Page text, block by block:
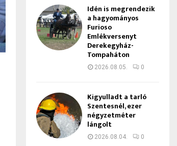
Idén is megrendezik
a hagyományos
Furioso
Emlékversenyt
Derekegyház-
Tompaháton
2026.08.05. 0
Kigyulladt a tarló
Szentesnél, ezer
négyzetméter
lángolt
2026.08.04. 0